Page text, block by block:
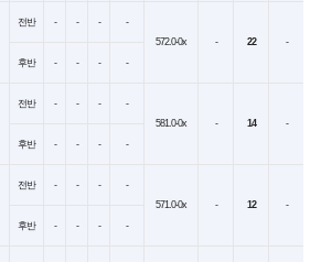
전반 - - -
-
572.0-0x
- 22
-
후반
- - - -
전반 - - -
-
581.0-0x
- 14
-
후반
- - - -
전반 - - -
-
571.0-0x
- 12
-
후반
- - - -